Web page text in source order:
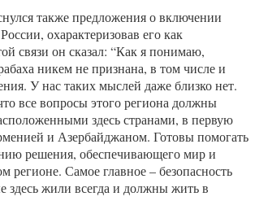
также предложения о включении
охарактеризовав его как
связи он сказал: “Как я понимаю,
никем не признана, в том числе и
У нас таких мыслей даже близко нет.
все вопросы этого региона должны
здесь странами, в первую
и Азербайджаном. Готовы помогать
решения, обеспечивающего мир и
регионе. Самое главное – безопасность
здесь жили всегда и должны жить в